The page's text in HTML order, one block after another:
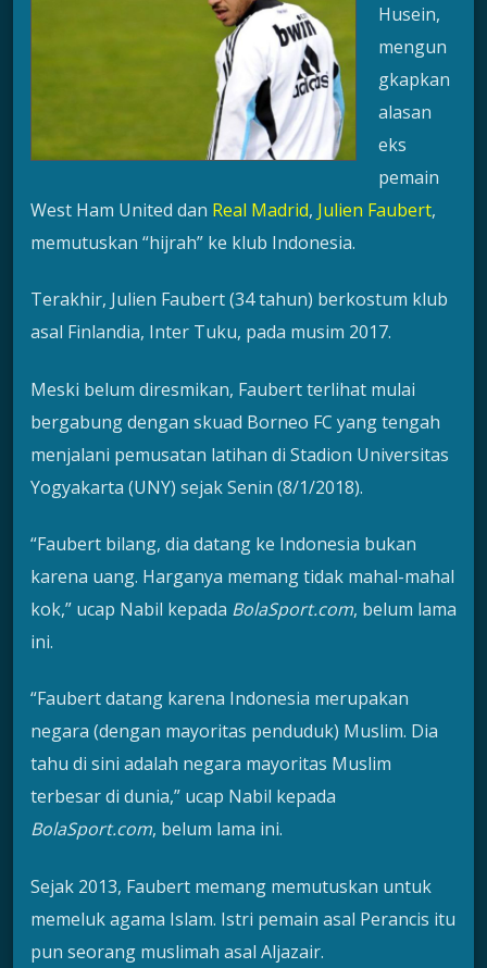
Husein,
mengun
gkapkan
alasan
eks
pemain
West Ham United dan Real Madrid, Julien Faubert,
memutuskan “hijrah” ke klub Indonesia.
Terakhir, Julien Faubert (34 tahun) berkostum klub
asal Finlandia, Inter Tuku, pada musim 2017.
Meski belum diresmikan, Faubert terlihat mulai
bergabung dengan skuad Borneo FC yang tengah
menjalani pemusatan latihan di Stadion Universitas
Yogyakarta (UNY) sejak Senin (8/1/2018).
“Faubert bilang, dia datang ke Indonesia bukan
karena uang. Harganya memang tidak mahal-mahal
kok,” ucap Nabil kepada BolaSport.com, belum lama
ini.
“Faubert datang karena Indonesia merupakan
negara (dengan mayoritas penduduk) Muslim. Dia
tahu di sini adalah negara mayoritas Muslim
terbesar di dunia,” ucap Nabil kepada
BolaSport.com, belum lama ini.
Sejak 2013, Faubert memang memutuskan untuk
memeluk agama Islam. Istri pemain asal Perancis itu
pun seorang muslimah asal Aljazair.